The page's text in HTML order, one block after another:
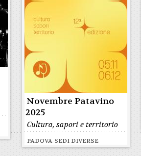
Novembre Patavino
2025
Cultura, sapori e territorio
PADOVA-SEDI DIVERSE